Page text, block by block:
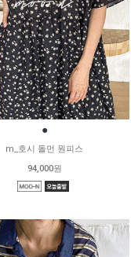
●
m_호시 돌먼 원피스
94,000원